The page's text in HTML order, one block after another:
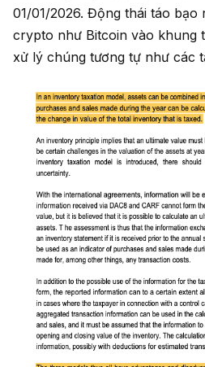
01/01/2026. Động thái táo bạo
crypto như Bitcoin vào khung
xử lý chúng tương tự như các